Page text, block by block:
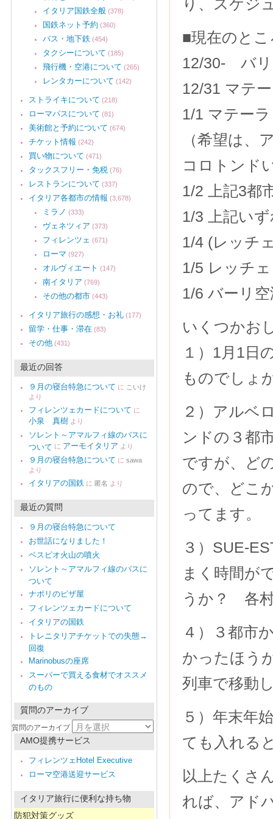
り、スケジ
■現在のと
12/30- バリ
12/31 マテ
1/1 マテー
（希望は、
コロトンド
1/2 上記3都
1/3 上記い
1/4 (レッチ
1/5 レッチ
1/6 バーリ
いくつかお
１）1月1日
ものでしょ
２）アルベ
ンドの３都
ですが、ど
ので、どこ
ってます。
３）SUE-
まく時間が
うか？ 各
４）３都市
かったほう
列車で移動
５）年末年
ても入れる
以上たくさ
れば、アド
イタリア国鉄全般 (378)
国鉄ネット予約 (360)
バス・地下鉄 (454)
タクシーについて (185)
飛行機・空港について (265)
レンタカーについて (142)
ストライキについて (218)
ローマパスについて (81)
美術館と予約について (674)
チケット情報 (242)
買い物について (471)
タックスフリー・免税 (76)
レストランについて (337)
イタリア各都市の情報 (3,678)
ミラノ (333)
ヴェネツィア (373)
フィレンツェ (671)
ローマ (927)
オルヴィエート (147)
南イタリア (769)
その他の都市 (443)
イタリア旅行の感想・お礼 (177)
留学・仕事・滞在 (83)
その他 (431)
最近の回答
９月の寝台特急について に こいけ
より
フィレンツェカードについて に
小泉 真樹 より
ソレント～アマルフィ線のバスに
ついて に アーモイタリア より
９月の寝台特急について に sawa
より
イタリアの国鉄 に 匿名 より
最近の質問
９月の寝台特急について
お世話になりました！
ベスピオ火山の噴火
ソレント～アマルフィ線のバスに
ついて
ナポリのピザ屋
フィレンツェカードについて
イタリアの国鉄
トレニタリアチケットでの失態→
回復
Marinobusの座席
スーパーで買える食材でオススメ
のもの
質問のアーカイブ
質問のアーカイブ
AMO提携サービス
フィレンツェHotel Executive
ローマ空港送迎サービス
イタリア旅行に便利な持ち物
防犯対策グッズ